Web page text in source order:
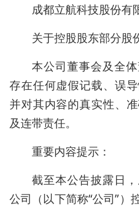
成都立航科技股份有
关于控股股东部分股
本公司董事会及全
存在任何虚假记载、误
并对其内容的真实性、
及连带责任。
重要内容提示：
截至本公告披露日
公司（以下简称“公司”）